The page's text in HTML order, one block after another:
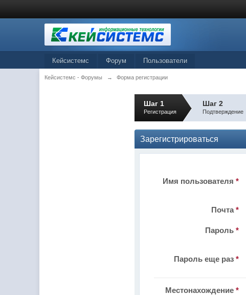
Кейсистемс Форум Пользователи
Кейсистемс - Форумы → Форма регистрации
Шаг 1
Регистрация
Шаг 2
Подтверждение
Зарегистрироваться
Имя пользователя *
Почта*
Пароль *
Пароль еще раз *
Местонахождение *